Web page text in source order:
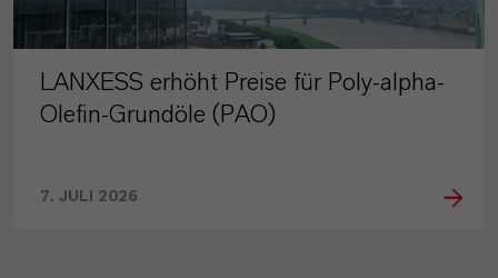
LANXESS erhöht Preise für Poly-alpha-
Olefin-Grundöle (PAO)
7. JULI 2026